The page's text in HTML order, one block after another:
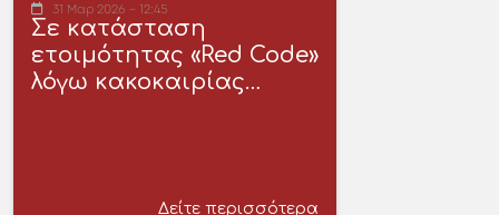
31 Μαρ 2026 - 12:45
Σε κατάσταση
ετοιμότητας «Red Code»
λόγω κακοκαιρίας…
Δείτε περισσότερα